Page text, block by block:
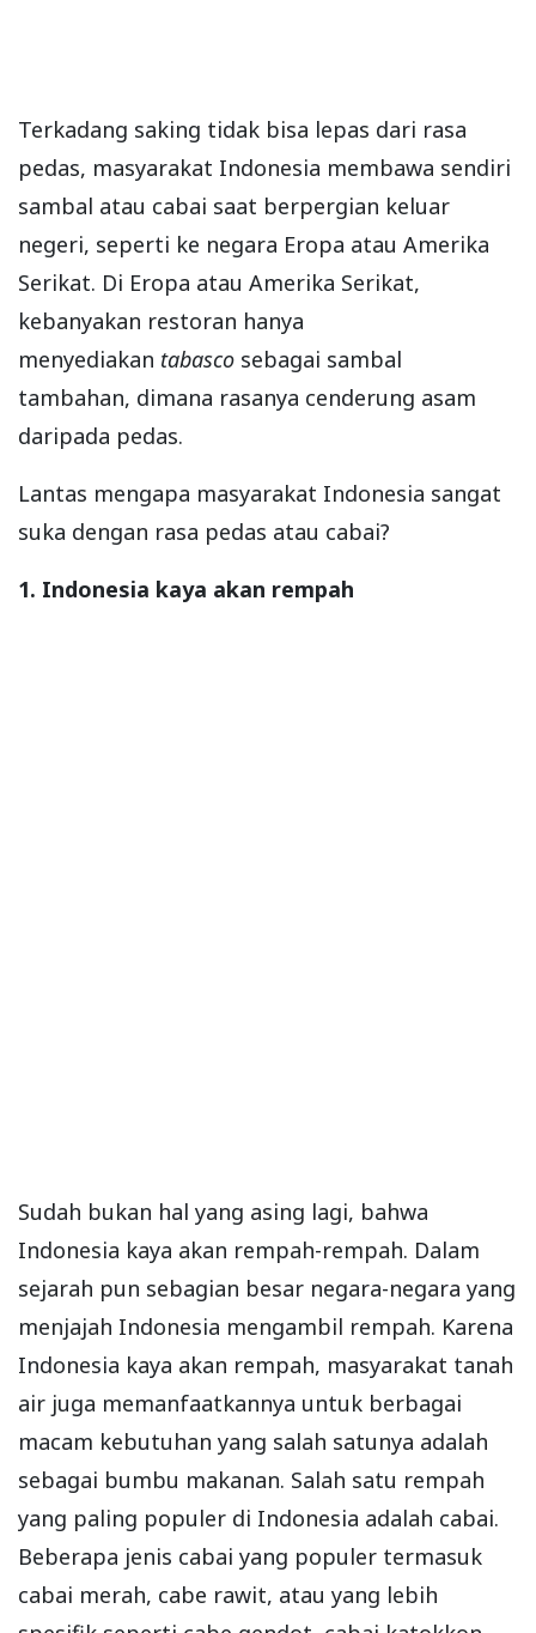
Terkadang saking tidak bisa lepas dari rasa
pedas, masyarakat Indonesia membawa sendiri
sambal atau cabai saat berpergian keluar
negeri, seperti ke negara Eropa atau Amerika
Serikat. Di Eropa atau Amerika Serikat,
kebanyakan restoran hanya
menyediakan tabasco sebagai sambal
tambahan, dimana rasanya cenderung asam
daripada pedas.
Lantas mengapa masyarakat Indonesia sangat
suka dengan rasa pedas atau cabai?
1. Indonesia kaya akan rempah
Sudah bukan hal yang asing lagi, bahwa
Indonesia kaya akan rempah-rempah. Dalam
sejarah pun sebagian besar negara-negara yang
menjajah Indonesia mengambil rempah. Karena
Indonesia kaya akan rempah, masyarakat tanah
air juga memanfaatkannya untuk berbagai
macam kebutuhan yang salah satunya adalah
sebagai bumbu makanan. Salah satu rempah
yang paling populer di Indonesia adalah cabai.
Beberapa jenis cabai yang populer termasuk
cabai merah, cabe rawit, atau yang lebih